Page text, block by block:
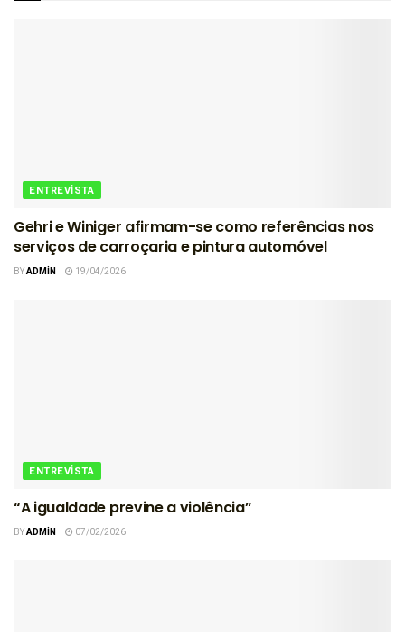
ENTREVISTA
Gehri e Winiger afirmam-se como referências nos
serviços de carroçaria e pintura automóvel
BYADMIN 19/04/2026
ENTREVISTA
“A igualdade previne a violência”
BYADMIN 07/02/2026